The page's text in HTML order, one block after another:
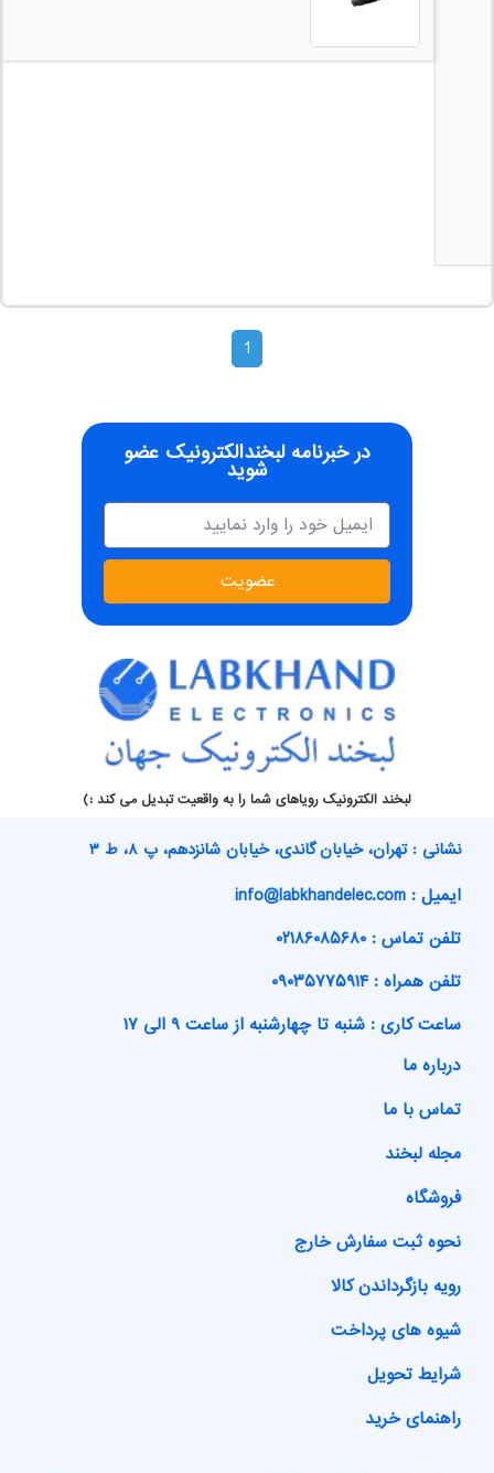
1
در خبرنامه لبخندالکترونیک عضو
شوید
عضویت
لبخند الکترونیک رویاهای شما را به واقعیت تبدیل می کند :)
نشانی : تهران، خیابان گاندی، خیابان شانزدهم، پ ۸، ط ۳
ایمیل : info@labkhandelec.com
تلفن تماس : ۰۲۱۸۶۰۸۵۶۸۰
تلفن همراه : ۰۹۰۳۵۷۷۵۹۱۴
ساعت کاری : شنبه تا چهارشنبه از ساعت ۹ الی ۱۷
درباره ما
تماس با ما
مجله لبخند
فروشگاه
نحوه ثبت سفارش خارج
رویه بازگرداندن کالا
شیوه های پرداخت
شرایط تحویل
راهنمای خرید